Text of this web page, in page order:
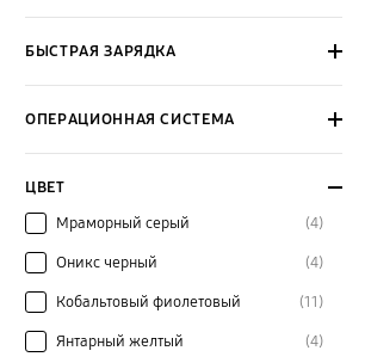
БЫСТРАЯ ЗАРЯДКА
ОПЕРАЦИОННАЯ СИСТЕМА
ЦВЕТ
Мраморный серый
(4)
Оникс черный (4)
Кобальтовый фиолетовый (11)
Янтарный желтый (4)